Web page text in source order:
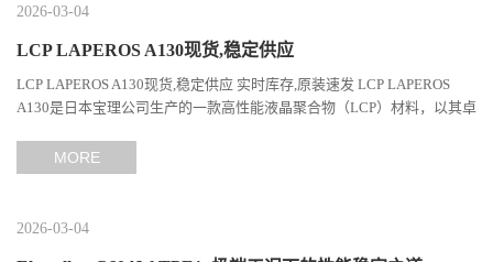
2026-03-04
LCP LAPEROS A130现货,稳定供应
LCP LAPEROS A130现货,稳定供应 实时库存,原装速发 LCP LAPEROS
A130是日本宝理公司生产的一款高性能液晶聚合物（LCP）材料，以其卓
MORE
2026-03-04